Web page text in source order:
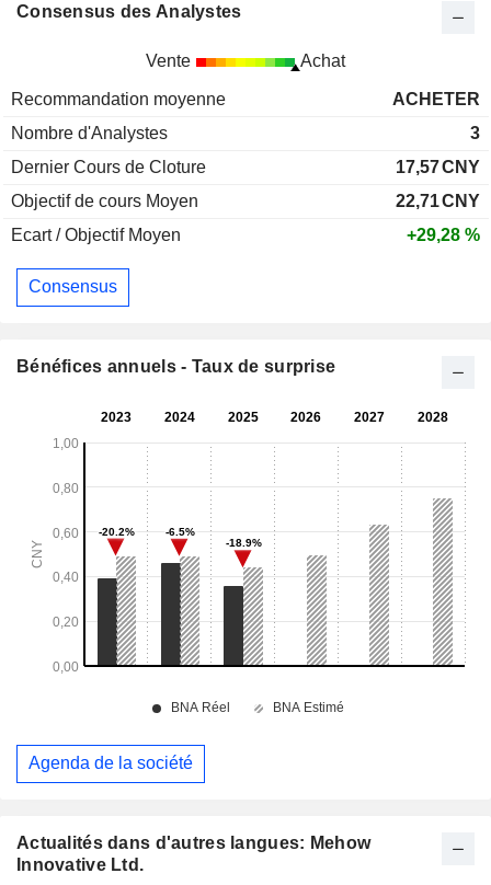
Actualités dans d'autres langues: Mehow
Innovative Ltd.
Consensus des Analystes
Vente Achat
Recommandation moyenne
ACHETER
Nombre d'Analystes
3
Dernier Cours de Cloture
17,57CNY
Objectif de cours Moyen
22,71CNY
Ecart / Objectif Moyen
+29,28 %
Consensus
Bénéfices annuels - Taux de surprise
Agenda de la société